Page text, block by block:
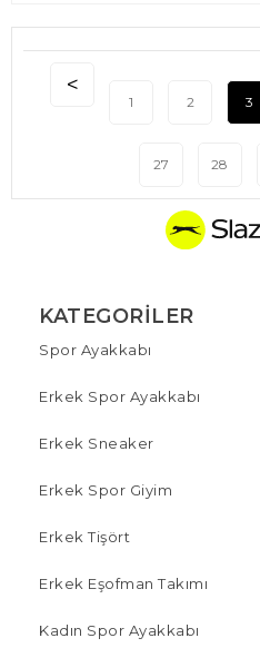
1 2 3
27 28
KATEGORILER
Spor Ayakkabı
Erkek Spor Ayakkabı
Erkek Sneaker
Erkek Spor Giyim
Erkek Tişört
Erkek Eşofman Takımı
Kadın Spor Ayakkabı